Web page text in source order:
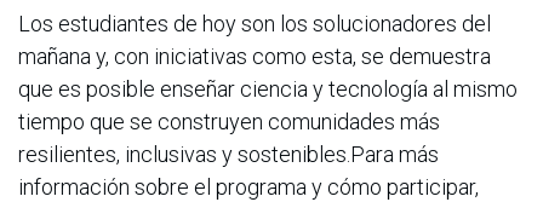
Los estudiantes de hoy son los solucionadores del
mañana y, con iniciativas como esta, se demuestra
que es posible enseñar ciencia y tecnología al mismo
tiempo que se construyen comunidades más
resilientes, inclusivas y sostenibles.Para más
información sobre el programa y cómo participar,